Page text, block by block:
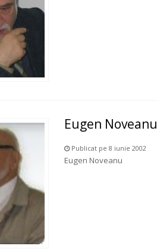
Eugen Noveanu
Publicat pe 8 iunie 2002
Eugen Noveanu